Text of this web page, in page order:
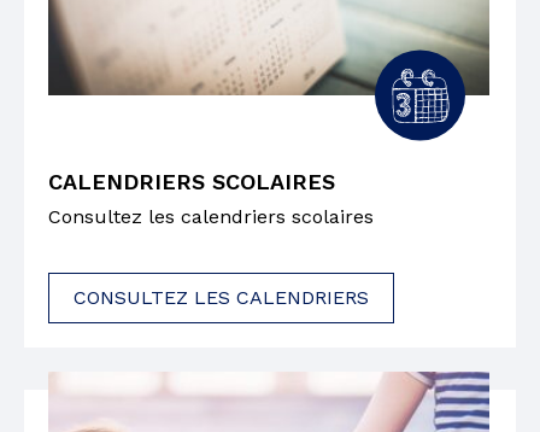
CALENDRIERS SCOLAIRES
Consultez les calendriers scolaires
CONSULTEZ LES CALENDRIERS